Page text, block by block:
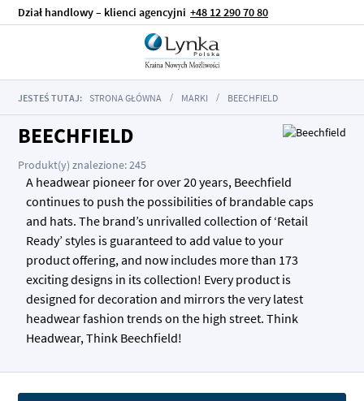
Dział handlowy – klienci agencyjni +48 12 290 70 80
JESTEŚ TUTAJ: STRONA GŁÓWNA MARKI BEECHFIELD
BEECHFIELD
Produkt(y) znalezione: 245
A headwear pioneer for over 20 years, Beechfield
continues to push the possibilities of brandable caps
and hats. The brand’s unrivalled collection of ‘Retail
Ready’ styles is guaranteed to add value to your
product offering, and now includes more than 173
exciting designs in its collection! Every product is
designed for decoration and mirrors the very latest
headwear fashion trends on the high street. Think
Headwear, Think Beechfield!